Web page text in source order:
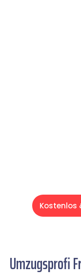
Kostenlos
Umzugsprofi